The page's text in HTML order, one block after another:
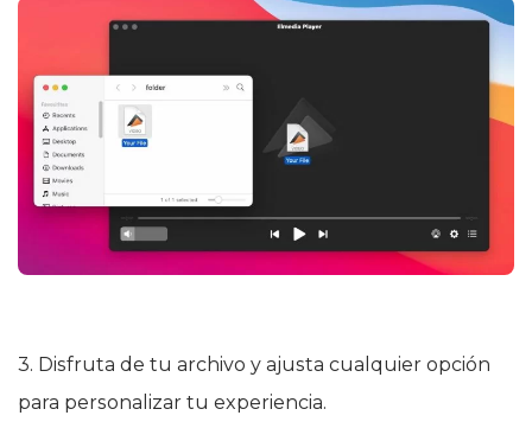
3. Disfruta de tu archivo y ajusta cualquier opción
para personalizar tu experiencia.